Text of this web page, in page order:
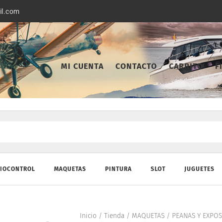
MI CUENTA CONTACTO CARRITO
MAQUETAS PINTURA SLOT JUGUETES
Inicio / Tienda/ MAQUETAS/ PEANAS Y